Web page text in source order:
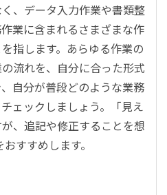
、データ入力作業や書類整
業に含まれるさまざまな作
指します。あらゆる作業の
流れを、自分に合った形式
自分が普段どのような業務
ェックしましょう。「見え
、追記や修正することを想
すすめします。